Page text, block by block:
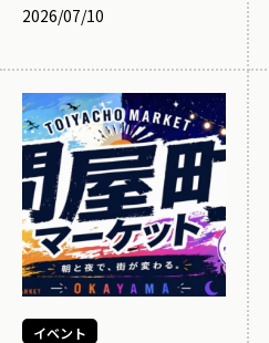
2026/07/10
イベント